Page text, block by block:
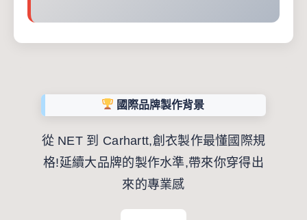
國際品牌製作背景
從 NET 到 Carhartt,創衣製作最懂國際規
格!延續大品牌的製作水準,帶來你穿得出
來的專業感